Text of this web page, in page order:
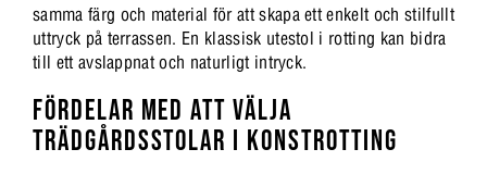
samma färg och material för att skapa ett enkelt och stilfullt
uttryck på terrassen. En klassisk utestol i rotting kan bidra
till ett avslappnat och naturligt intryck.
FÖRDELAR MED ATT VÄLJA
TRÄDGÅRDSSTOLAR I KONSTROTTING